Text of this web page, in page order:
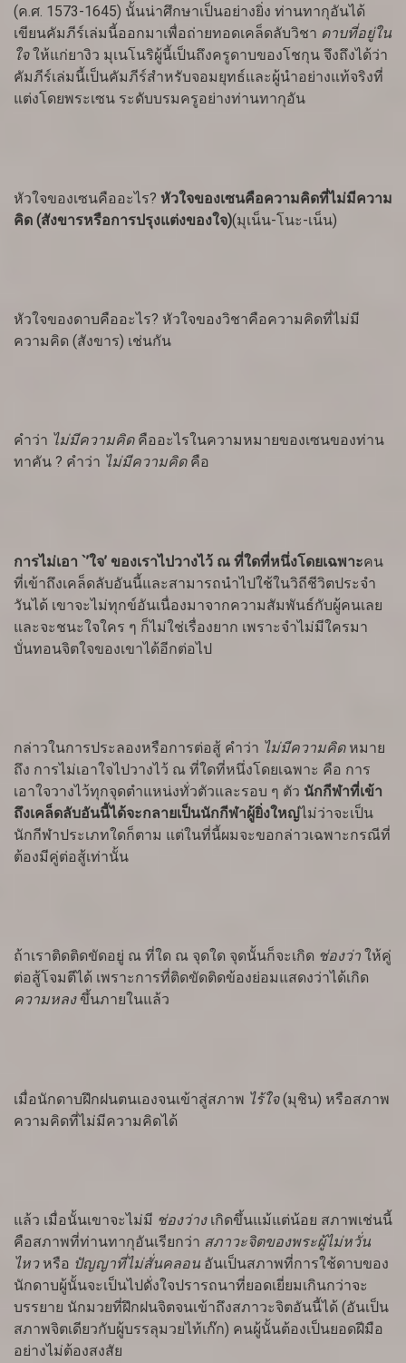
(ค.ศ. 1573-1645) นั้นน่าศึกษาเป็นอย่างยิ่ง ท่านทากุอันได้
เขียนคัมภีร์เล่มนี้ออกมาเพื่อถ่ายทอดเคล็ดลับวิชา ดาบที่อยู่ใน
ใจให้แก่ยางิว มุเนโนริผู้นี้เป็นถึงครูดาบของโชกุน จึงถึงได้ว่า
คัมภีร์เล่มนี้เป็นคัมภีร์สำหรับจอมยุทธ์และผู้นำอย่างแท้จริงที่
แต่งโดยพระเซน ระดับบรมครูอย่างท่านทากุอัน
หัวใจของเซนคืออะไร? หัวใจของเซนคือความคิดที่ไม่มีความ
คิด (สังขารหรือการปรุงแต่งของใจ)(มุเน็น-โนะ-เน็น)
หัวใจของดาบคืออะไร? หัวใจของวิชาคือความคิดที่ไม่มี
ความคิด (สังขาร) เช่นกัน
คำว่า ไม่มีความคิด คืออะไรในความหมายของเซนของท่าน
ทาคัน ? คำว่า ไม่มีความคิด คือ
การไม่เอา `’ใจ’ ของเราไปวางไว้ ณ ที่ใดที่หนึ่งโดยเฉพาะคน
ที่เข้าถึงเคล็ดลับอันนี้และสามารถนำไปใช้ในวิถีชีวิตประจำ
วันได้ เขาจะไม่ทุกข์อันเนื่องมาจากความสัมพันธ์กับผู้คนเลย
และจะชนะใจใคร ๆ ก็ไม่ใช่เรื่องยาก เพราะจำไม่มีใครมา
บั่นทอนจิตใจของเขาได้อีกต่อไป
กล่าวในการประลองหรือการต่อสู้ คำว่า ไม่มีความคิด หมาย
ถึง การไม่เอาใจไปวางไว้ ณ ที่ใดที่หนึ่งโดยเฉพาะ คือ การ
เอาใจวางไว้ทุกจุดตำแหน่งทั่วตัวและรอบ ๆ ตัว นักกีฬาที่เข้า
ถึงเคล็ดลับอันนี้ได้จะกลายเป็นนักกีฬาผู้ยิ่งใหญ่ไม่ว่าจะเป็น
นักกีฬาประเภทใดก็ตาม แต่ในที่นี้ผมจะขอกล่าวเฉพาะกรณีที่
ต้องมีคู่ต่อสู้เท่านั้น
ถ้าเราติดติดขัดอยู่ ณ ที่ใด ณ จุดใด จุดนั้นก็จะเกิด ช่องว่า ให้คู่
ต่อสู้โจมตีได้ เพราะการที่ติดขัดติดข้องย่อมแสดงว่าได้เกิด
ความหลง ขึ้นภายในแล้ว
เมื่อนักดาบฝึกฝนตนเองจนเข้าสู่สภาพ ไร้ใจ(มุชิน) หรือสภาพ
ความคิดที่ไม่มีความคิดได้
แล้ว เมื่อนั้นเขาจะไม่มี ช่องว่าง เกิดขึ้นแม้แต่น้อย สภาพเช่นนี้
คือสภาพที่ท่านทากุอันเรียกว่า สภาวะจิตของพระผู้ไม่หวั่น
ไหว หรือ ปัญญาที่ไม่สั่นคลอน อันเป็นสภาพที่การใช้ดาบของ
นักดาบผู้นั้นจะเป็นไปดั่งใจปรารถนาที่ยอดเยี่ยมเกินกว่าจะ
บรรยาย นักมวยที่ฝึกฝนจิตจนเข้าถึงสภาวะจิตอันนี้ได้ (อันเป็น
สภาพจิตเดียวกับผู้บรรลุมวยไท้เก๊ก) คนผู้นั้นต้องเป็นยอดฝีมือ
อย่างไม่ต้องสงสัย